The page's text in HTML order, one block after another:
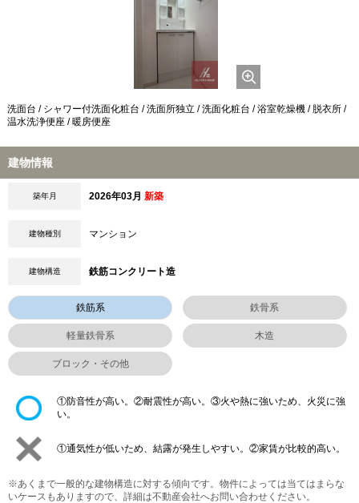
洗面台 / シャワー付洗面化粧台 / 洗面所独立 / 洗面化粧台 / 浴室乾燥機 / 脱衣所 /
温水洗浄便座 / 暖房便座
建物情報
築年月 2026年03月 新築
建物種別 マンション
建物構造 鉄筋コンクリート造
鉄筋系 鉄骨系
軽量鉄骨系 木造
ブロック・その他
①防音性が高い。②耐震性が高い。③火や熱に強いため、火災に強
い。
①通気性が低いため、結露が発生しやすい。②家賃が比較的高い。
※あくまで一般的な建物構造に対する傾向です。物件によっては当てはまらな
いケースもありますので、詳細は不動産会社へお問い合わせください。